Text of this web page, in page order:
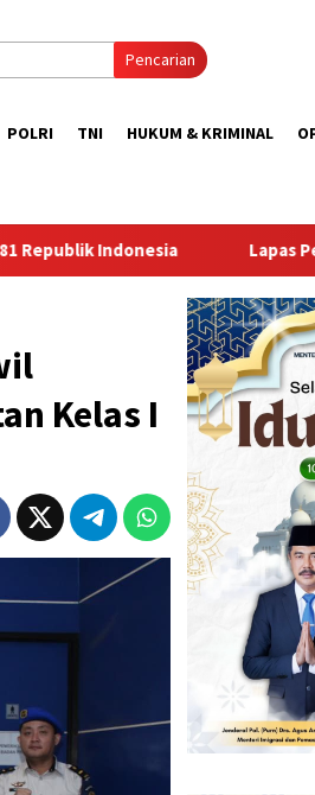
Pencarian
POLRI TNI HUKUM & KRIMINAL
Perempuan Palembang Gelar
Kelas I